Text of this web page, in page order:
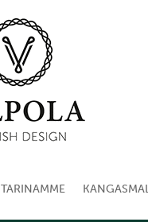
TARINAMME